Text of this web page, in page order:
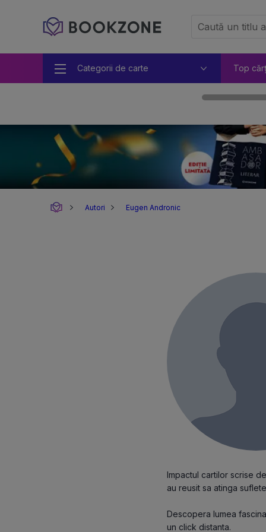
Categorii de carte Top
Autori Eugen Andronic
Impactul cartilor scrise
au reusit sa atinga
Descopera lumea
un click distanta.